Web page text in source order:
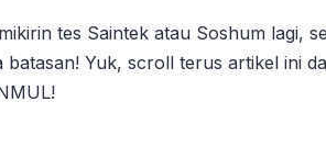
tes Saintek atau Soshum lagi,
Yuk, scroll terus artikel ini